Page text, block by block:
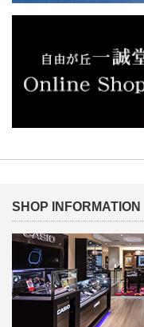
SHOP INFORMATION